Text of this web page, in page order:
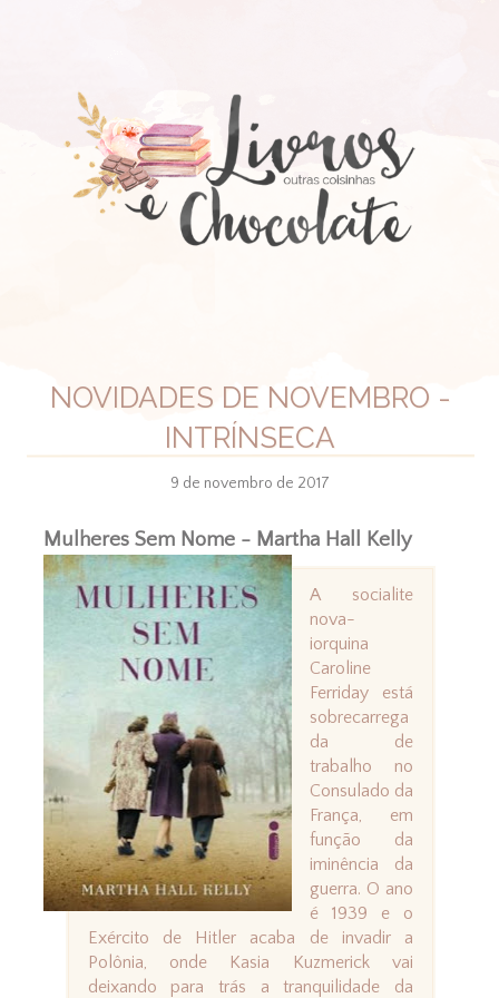
NOVIDADES DE NOVEMBRO -
INTRÍNSECA
9 de novembro de 2017
Mulheres Sem Nome - Martha Hall Kelly
A socialite
nova-
iorquina
Caroline
Ferriday está
sobrecarrega
da de
trabalho no
Consulado da
França, em
função da
iminência da
guerra. O ano
é 1939 e o
Exército de Hitler acaba de invadir a
Polônia, onde Kasia Kuzmerick vai
deixando para trás a tranquilidade da